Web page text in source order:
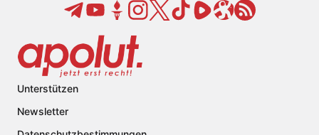
Unterstützen
Newsletter